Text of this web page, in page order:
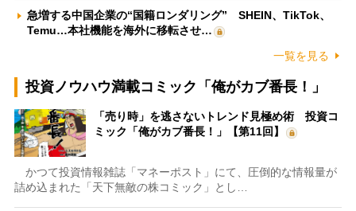
急増する中国企業の“国籍ロンダリング” SHEIN、TikTok、
Temu…本社機能を海外に移転させ…
一覧を見る
投資ノウハウ満載コミック「俺がカブ番長！」
「売り時」を逃さないトレンド見極め術 投資コ
ミック「俺がカブ番長！」【第11回】
かつて投資情報雑誌「マネーポスト」にて、圧倒的な情報量が
詰め込まれた「天下無敵の株コミック」とし…